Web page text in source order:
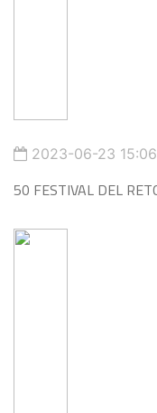
2023-06-23
50 FESTIVAL DEL